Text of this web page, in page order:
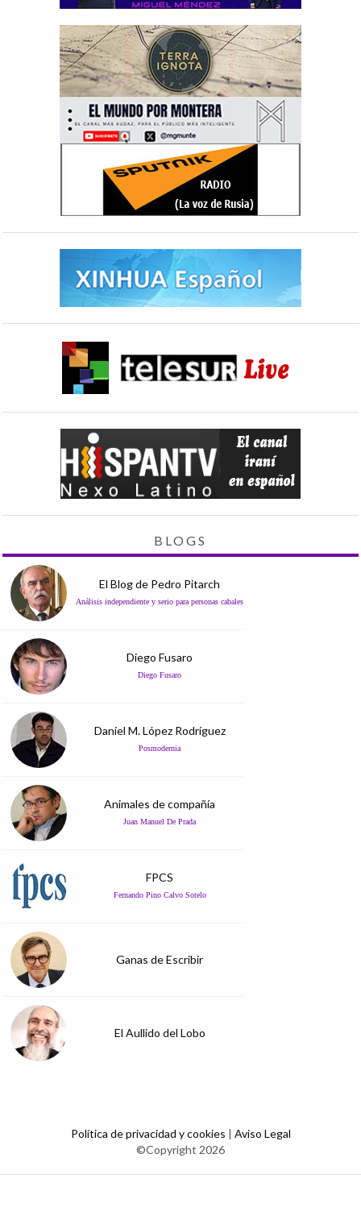
BLOGS
El Blog de Pedro Pitarch
Análisis independiente y serio para personas cabales
Diego Fusaro
Diego Fusaro
Daniel M. López Rodríguez
Posmodernia
Animales de compañía
Juan Manuel De Prada
FPCS
Fernando Pino Calvo Sotelo
Ganas de Escribir
El Aullido del Lobo
Política de privacidad y cookies | Aviso Legal
©Copyright 2026